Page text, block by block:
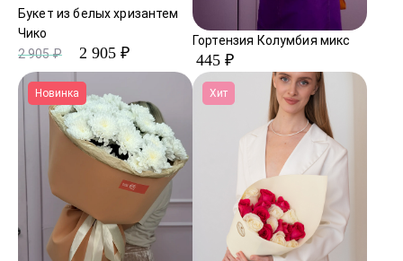
Букет из белых хризантем
Чико
2 905 ₽
2 905 ₽
Гортензия Колумбия микс
445 ₽
Новинка Хит